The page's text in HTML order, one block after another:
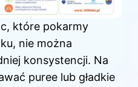
które pokarmy
nie można
konsystencji. Na
puree lub gładkie